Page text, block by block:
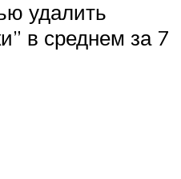
удалить
в среднем за 7